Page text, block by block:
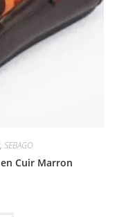
, SEBAGO
Cuir Marron